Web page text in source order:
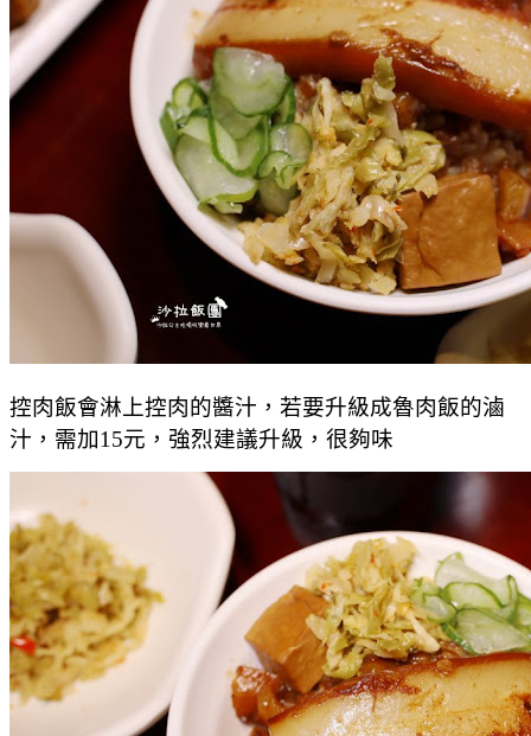
控肉飯會淋上控肉的醬汁，若要升級成魯肉飯的滷
汁，需加15元，強烈建議升級，很夠味